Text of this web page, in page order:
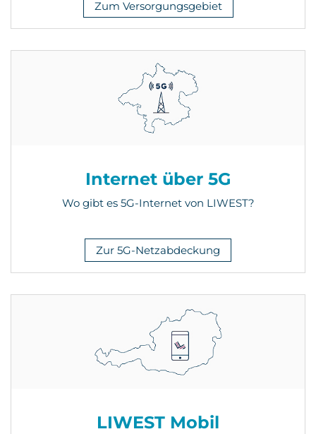
Zum Versorgungsgebiet
Internet über 5G
Wo gibt es 5G-Internet von LIWEST?
Zur 5G-Netzabdeckung
LIWEST Mobil